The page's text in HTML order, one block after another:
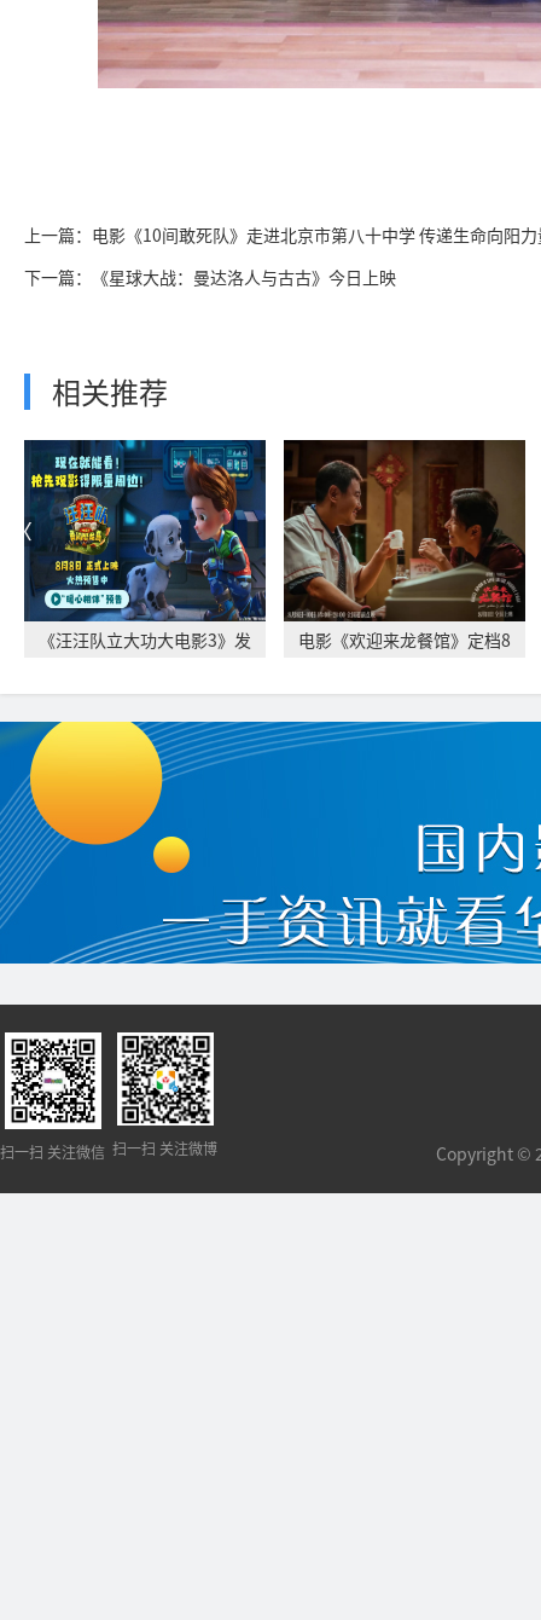
上一篇：电影《10间敢死队》走进北京市第八十中学 传递生命向阳
下一篇：《星球大战：曼达洛人与古古》今日上映
相关推荐
《汪汪队立大功大电影3》发
电影《欢迎来龙餐馆》定档8
扫一扫 关注微信 扫一扫 关注微博 Copyright ©